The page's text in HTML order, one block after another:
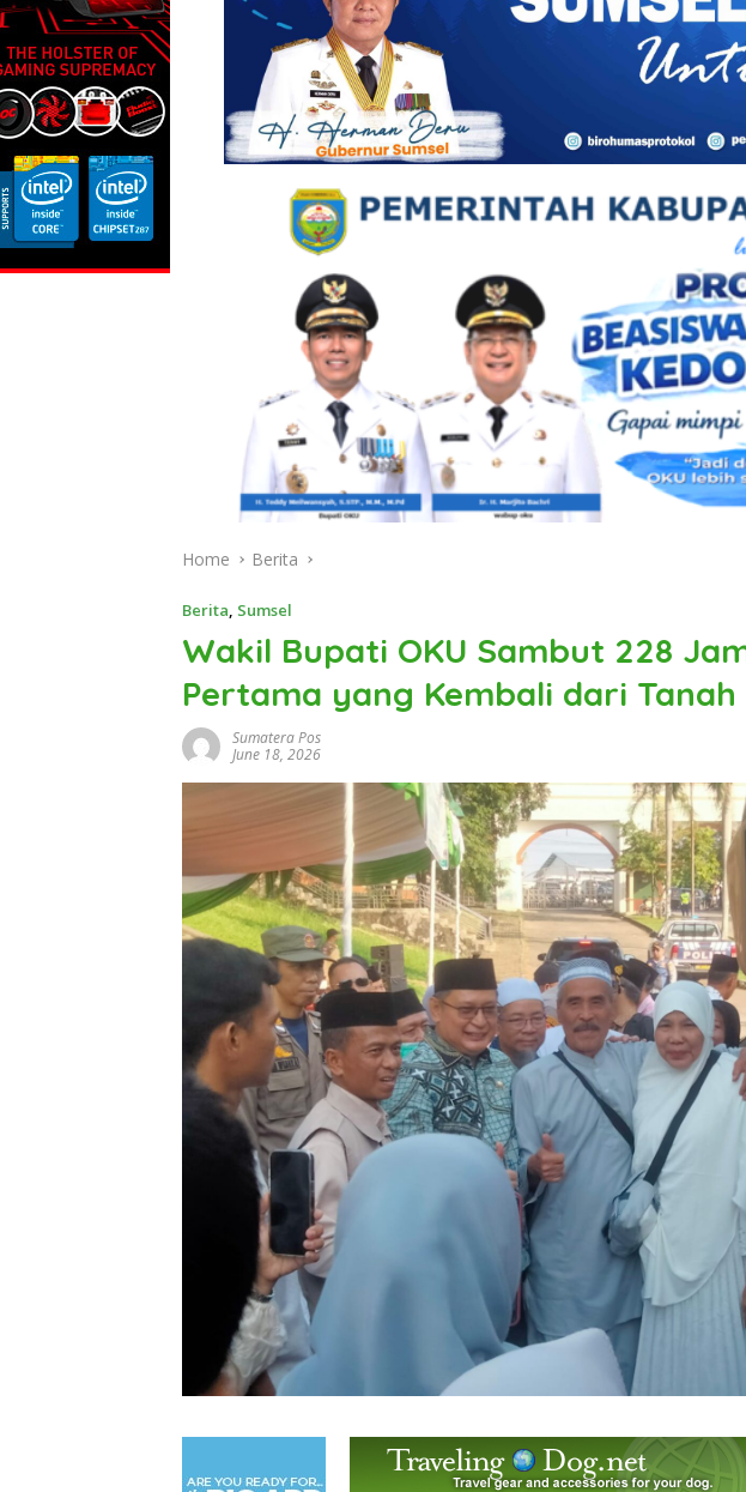
Home Berita
Berita Sumsel
Wakil Bupati OKU Sambut 228
Pertama yang Kembali dari Tanah
Sumatera Pos
June 18, 2026